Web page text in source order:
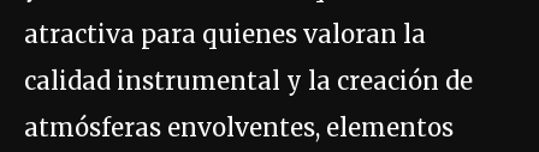
atractiva para quienes valoran la
calidad instrumental y la creación de
atmósferas envolventes, elementos